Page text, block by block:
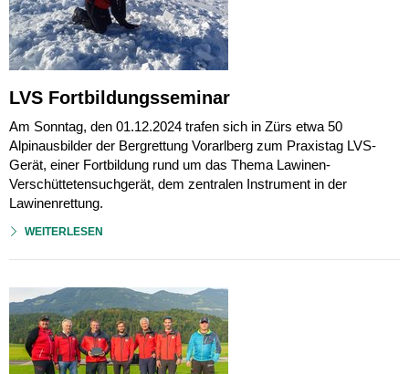
LVS Fortbildungsseminar
Am Sonntag, den 01.12.2024 trafen sich in Zürs etwa 50
Alpinausbilder der Bergrettung Vorarlberg zum Praxistag LVS-
Gerät, einer Fortbildung rund um das Thema Lawinen-
Verschüttetensuchgerät, dem zentralen Instrument in der
Lawinenrettung.
WEITERLESEN